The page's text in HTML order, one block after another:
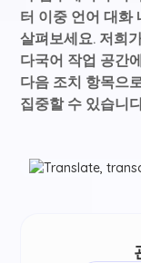
터 이중 언어 대화
살펴보세요. 저희
다국어 작업 공간
다음 조치 항목으
집중할 수 있습니